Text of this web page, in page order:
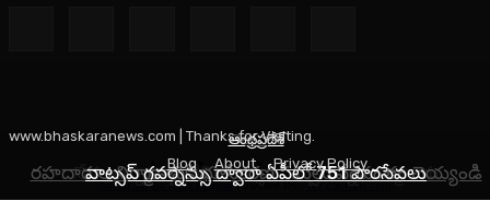
ఆంధ్రప్రదేశ్
నేడు అన్నపూర్ణాదేవిగా దర్శనమివ్వనున్న అమ్మవారు
తెలంగాణ
రహదారుల నిర్మాణానికి భూసేకరణ పనులు వేగవంతం చెయ్యండి
ఆంధ్రప్రదేశ్
వాట్సప్ గవర్నెన్సు ద్వారా ఏపీలో 751 పౌరసేవలు
www.bhaskaranews.com | Thanks for Visiting.
Blog
About Privacy Policy
Social Media Auto PublishPowered By :XYZScripts.com